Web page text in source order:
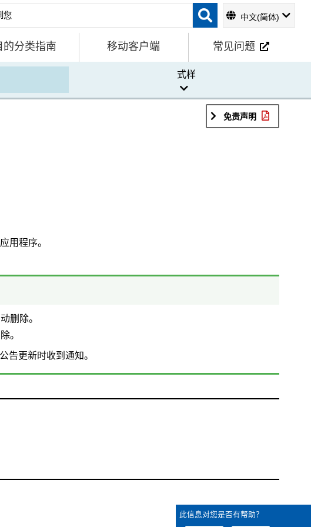
中文(简体)
的分类指南 移动客户端 常见问题
式样
免责声明
用程序。
删除。
。
告更新时收到通知。
此信息对您是否有帮助？